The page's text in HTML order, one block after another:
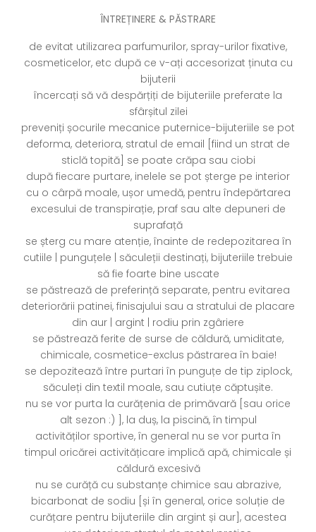
ÎNTREȚINERE & PĂSTRARE
de evitat utilizarea parfumurilor, spray-urilor fixative,
cosmeticelor, etc după ce v-ați accesorizat ținuta cu
bijuterii
încercați să vă despărțiți de bijuteriile preferate la
sfârșitul zilei
preveniți șocurile mecanice puternice-bijuteriile se pot
deforma, deteriora, stratul de email [fiind un strat de
sticlă topită] se poate crăpa sau ciobi
după fiecare purtare, inelele se pot șterge pe interior
cu o cârpă moale, ușor umedă, pentru îndepărtarea
excesului de transpirație, praf sau alte depuneri de
suprafață
se șterg cu mare atenție, înainte de redepozitarea în
cutiile | punguțele | săculeții destinați, bijuteriile trebuie
să fie foarte bine uscate
se păstrează de preferință separate, pentru evitarea
deteriorării patinei, finisajului sau a stratului de placare
din aur | argint | rodiu prin zgâriere
se păstrează ferite de surse de căldură, umiditate,
chimicale, cosmetice-exclus păstrarea în baie!
se depozitează între purtari în punguțe de tip ziplock,
săculeți din textil moale, sau cutiuțe căptușite.
nu se vor purta la curățenia de primăvară [sau orice
alt sezon :) ], la duș, la piscină, în timpul
activităților sportive, în general nu se vor purta în
timpul oricărei activitățicare implică apă, chimicale și
căldură excesivă
nu se curăță cu substanțe chimice sau abrazive,
bicarbonat de sodiu [și în general, orice soluție de
curățare pentru bijuteriile din argint și aur], acestea